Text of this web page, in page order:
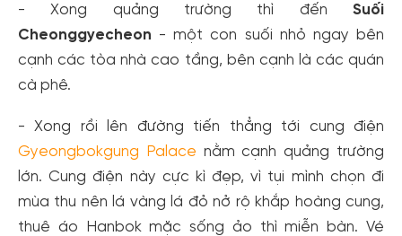
- Xong quảng trường thì đến Suối
Cheonggyecheon - một con suối nhỏ ngay bên
cạnh các tòa nhà cao tầng, bên cạnh là các quán
cà phê.
- Xong rồi lên đường tiến thẳng tới cung điện
Gyeongbokgung Palace nằm cạnh quảng trường
lớn. Cung điện này cực kì đẹp, vì tụi mình chọn đi
mùa thu nên lá vàng lá đỏ nở rộ khắp hoàng cung,
thuê áo Hanbok mặc sống ảo thì miễn bàn. Vé